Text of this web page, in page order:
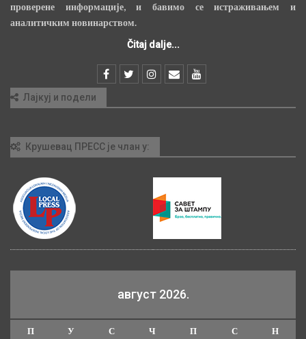
проверене информације, и бавимо се истраживањем и
аналитичким новинарством.
Čitaj dalje...
Лајкуј и подели
Крушевац ПРЕСС је члан у:
август 2026.
П У С Ч П С Н